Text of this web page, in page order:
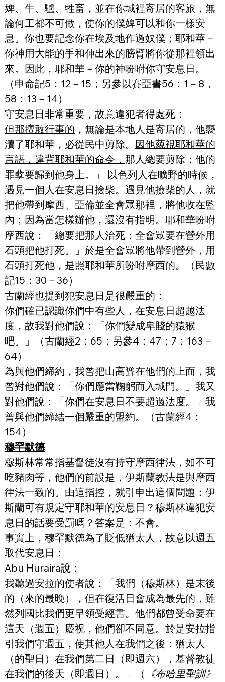
婢、牛、驢、牲畜，並在你城裡寄居的客旅，無
論何工都不可做，使你的僕婢可以和你一樣安
息。你也要記念你在埃及地作過奴僕；耶和華－
你神用大能的手和伸出來的膀臂將你從那裡領出
來。因此，耶和華－你的神吩咐你守安息日。
（申命記5：12－15；另參以賽亞書56：1－8，
58：13－14）
守安息日非常重要，故意違犯者得處死：
但那擅敢行事的 ，無論是本地人是寄居的，他褻
瀆了耶和華，必從民中剪除。 因他藐視耶和華的
言語，違背耶和華的命令， 那人總要剪除；他的
罪孽要歸到他身上。」 以色列人在曠野的時候，
遇見一個人在安息日撿柴。遇見他撿柴的人，就
把他帶到摩西、亞倫並全會眾那裡，將他收在監
內；因為當怎樣辦他，還沒有指明。耶和華吩咐
摩西說：「總要把那人治死；全會眾要在營外用
石頭把他打死。」於是全會眾將他帶到營外，用
石頭打死他，是照耶和華所吩咐摩西的。（民數
記15：30－36）
古蘭經也提到犯安息日是很嚴重的：
你們確已認識你們中有些人，在安息日超越法
度，故我對他們說：「你們變成卑賤的猿猴
吧。」（古蘭經2：65；另參4：47；7：163－
64）
為與他們締約，我曾把山高聳在他們的上面，我
曾對他們說：「你們應當鞠躬而入城門。」我又
對他們說：「你們在安息日不要超過法度。」我
曾與他們締結一個嚴重的盟約。（古蘭經4：
154）
穆罕默德
穆斯林常常指基督徒沒有持守摩西律法，如不可
吃豬肉等，他們的前設是，伊斯蘭教法是與摩西
律法一致的。由這指控，就引申出這個問題：伊
斯蘭可有規定守耶和華的安息日？穆斯林違犯安
息日的話要受罰嗎？答案是：不會。
事實上，穆罕默德為了貶低猶太人，故意以週五
取代安息日：
Abu Huraira說：
我聽過安拉的使者說：「我們（穆斯林）是末後
的（來的最晚），但在復活日會成為最先的，雖
然列國比我們更早領受經書。他們都曾受命要在
這天（週五）慶祝，他們卻不同意。於是安拉指
引我們守週五，使其他人在我們之後：猶太人
（的聖日）在我們第二日（即週六），基督教徒
在我們的後天（即週日）。」（
《布哈里聖訓》